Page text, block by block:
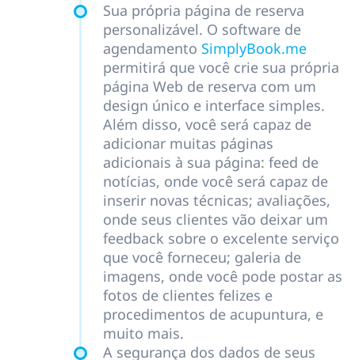
Sua própria página de reserva
personalizável. O software de
agendamento SimplyBook.me
permitirá que você crie sua própria
página Web de reserva com um
design único e interface simples.
Além disso, você será capaz de
adicionar muitas páginas
adicionais à sua página: feed de
notícias, onde você será capaz de
inserir novas técnicas; avaliações,
onde seus clientes vão deixar um
feedback sobre o excelente serviço
que você forneceu; galeria de
imagens, onde você pode postar as
fotos de clientes felizes e
procedimentos de acupuntura, e
muito mais.
A segurança dos dados de seus